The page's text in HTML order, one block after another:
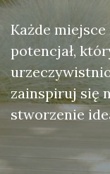
Każde
potencjał,
zainspiruj się
stworzenie